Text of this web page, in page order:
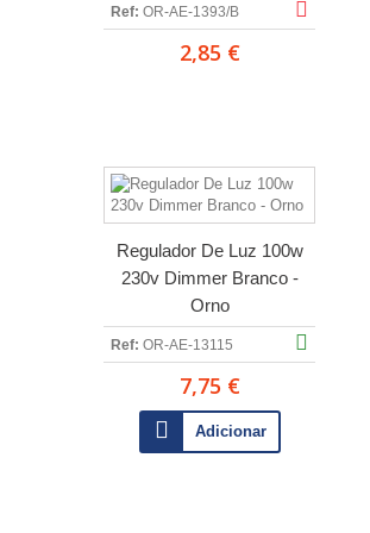
Ref: OR-AE-1393/B
2,85 €
Regulador De Luz 100w
230v Dimmer Branco -
Orno
Ref: OR-AE-13115
7,75 €
Adicionar